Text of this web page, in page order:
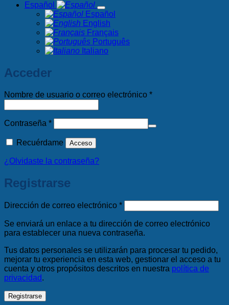
Español
Español
English
Français
Português
Italiano
Acceder
Nombre de usuario o correo electrónico *Obligatorio
Contraseña *Obligatorio
Recuérdame Acceso
¿Olvidaste la contraseña?
Registrarse
Dirección de correo electrónico *Obligatorio
Se enviará un enlace a tu dirección de correo electrónico
para establecer una nueva contraseña.
Tus datos personales se utilizarán para procesar tu pedido,
mejorar tu experiencia en esta web, gestionar el acceso a tu
cuenta y otros propósitos descritos en nuestra política de
privacidad.
Registrarse